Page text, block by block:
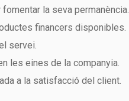
la seva permanència.
financers disponibles.
servei.
les eines de la companyia.
a la satisfacció del client.